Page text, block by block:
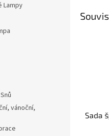
Lampy
vánoční,
Sada